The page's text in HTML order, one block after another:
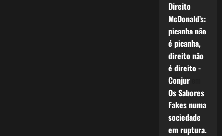
Direito
McDonald’s:
picanha não
é picanha,
direito não
é direito -
Conjurem
Os Sabores
Fakes numa
sociedade
em ruptura.